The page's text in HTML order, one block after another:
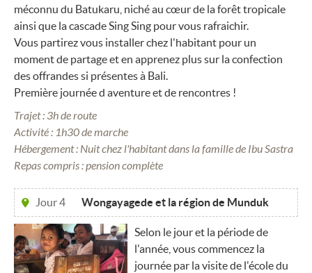
méconnu du Batukaru, niché au cœur de la forêt tropicale
ainsi que la cascade Sing Sing pour vous rafraichir.
Vous partirez vous installer chez l'habitant pour un
moment de partage et en apprenez plus sur la confection
des offrandes si présentes à Bali.
Première journée d aventure et de rencontres !
Trajet : 3h de route
Activité : 1h30 de marche
Hébergement : Nuit chez l'habitant dans la famille de Ibu Sastra
Repas compris : pension complète
Jour 4 Wongayagede et la région de Munduk
Selon le jour et la période de
l'année, vous commencez la
journée par la visite de l'école du